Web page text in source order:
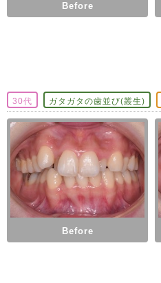
Before
30代 ガタガタの歯並び(叢生)
Before